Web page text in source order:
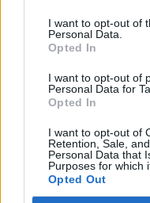
I want to opt-out of
Personal Data.
Opted In
I want to opt-out of
Personal Data for
Opted In
I want to opt-out of
Retention, Sale,
Personal Data that
Purposes for which
Opted Out